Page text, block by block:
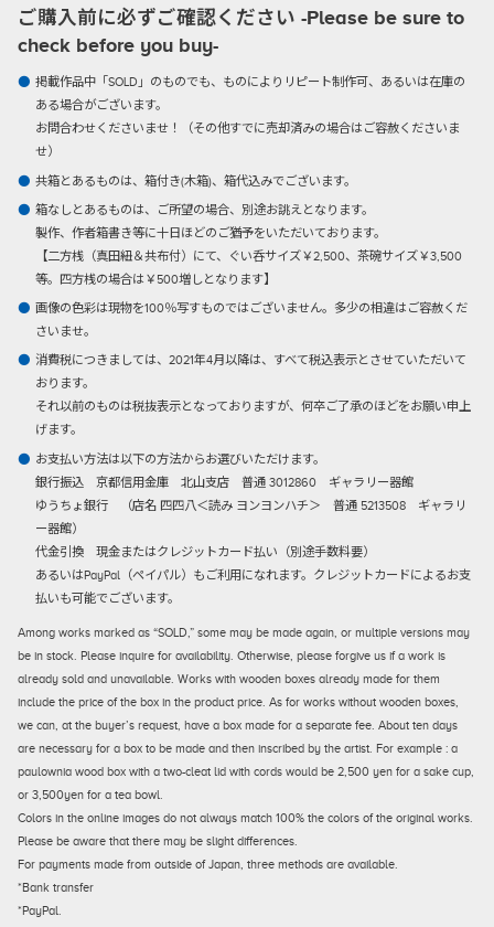
ご購入前に必ずご確認ください -Please be sure to
check before you buy-
掲載作品中「SOLD」のものでも、ものによりリピート制作可、あるいは在庫の
ある場合がございます。
お問合わせくださいませ！（その他すでに売却済みの場合はご容赦くださいま
せ）
共箱とあるものは、箱付き(木箱)、箱代込みでございます。
箱なしとあるものは、ご所望の場合、別途お誂えとなります。
製作、作者箱書き等に十日ほどのご猶予をいただいております。
【二方桟（真田紐＆共布付）にて、ぐい呑サイズ￥2,500、茶碗サイズ￥3,500
等。四方桟の場合は￥500増しとなります】
画像の色彩は現物を100％写すものではございません。多少の相違はご容赦くだ
さいませ。
消費税につきましては、2021年4月以降は、すべて税込表示とさせていただいて
おります。
それ以前のものは税抜表示となっておりますが、何卒ご了承のほどをお願い申上
げます。
お支払い方法は以下の方法からお選びいただけます。
銀行振込京都信用金庫 北山支店 普通 3012860 ギャラリー器館
ゆうちょ銀行 （店名 四四八＜読み ヨンヨンハチ＞ 普通 5213508 ギャラリ
ー器館）
代金引換現金またはクレジットカード払い（別途手数料要）
あるいはPayPal（ペイパル）もご利用になれます。クレジットカードによるお支
払いも可能でございます。
Among works marked as “SOLD,” some may be made again, or multiple versions may
be in stock. Please inquire for availability. Otherwise, please forgive us if a work is
already sold and unavailable. Works with wooden boxes already made for them
include the price of the box in the product price. As for works without wooden boxes,
we can, at the buyer’s request, have a box made for a separate fee. About ten days
are necessary for a box to be made and then inscribed by the artist. For example : a
paulownia wood box with a two-cleat lid with cords would be 2,500 yen for a sake cup,
or 3,500yen for a tea bowl.
Colors in the online images do not always match 100% the colors of the original works.
Please be aware that there may be slight differences.
For payments made from outside of Japan, three methods are available.
*Bank transfer
*PayPal.